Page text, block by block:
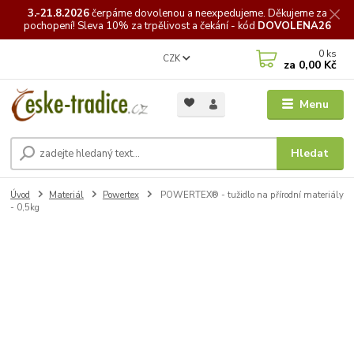
3.-21.8.2026čerpámedovolenou a neexpedujeme. Děkujeme za
pochopení! Sleva 10% za trpělivost a čekání - kód DOVOLENA26
Menu
CZK
Hledat
0 ks
za 0,00 Kč
Úvod Materiál Powertex
POWERTEX® - tužidlo na přírodní materiály
- 0,5kg